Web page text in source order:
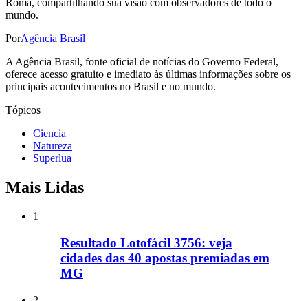
mundo.
PorAgência Brasil
A Agência Brasil, fonte oficial de notícias do Governo Federal,
oferece acesso gratuito e imediato às últimas informações sobre os
principais acontecimentos no Brasil e no mundo.
Tópicos
Ciencia
Natureza
Superlua
Mais Lidas
1
Resultado Lotofácil 3756: veja
cidades das 40 apostas premiadas em
MG